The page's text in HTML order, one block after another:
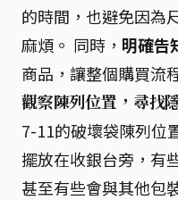
的時間，也避免因為
麻煩。 同時， 明確告
商品，讓整個購買流
觀察陳列位置，尋找
7-11的破壞袋陳列位
擺放在收銀台旁，有
甚至有些會與其他包